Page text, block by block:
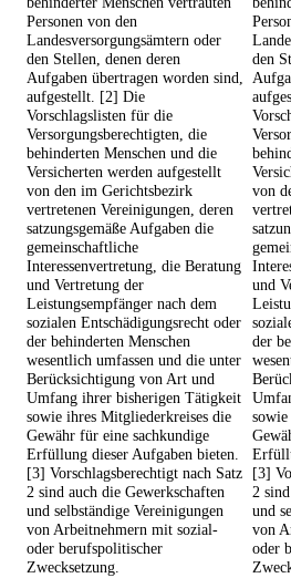
Personen von den
Landesversorgungsämtern oder
den Stellen, denen deren
Aufgaben übertragen worden sind,
aufgestellt. [2] Die
Vorschlagslisten für die
Versorgungsberechtigten, die
behinderten Menschen und die
Versicherten werden aufgestellt
von den im Gerichtsbezirk
vertretenen Vereinigungen, deren
satzungsgemäße Aufgaben die
gemeinschaftliche
Interessenvertretung, die Beratung
und Vertretung der
Leistungsempfänger nach dem
sozialen Entschädigungsrecht oder
der behinderten Menschen
wesentlich umfassen und die unter
Berücksichtigung von Art und
Umfang ihrer bisherigen Tätigkeit
sowie ihres Mitgliederkreises die
Gewähr für eine sachkundige
Erfüllung dieser Aufgaben bieten.
[3] Vorschlagsberechtigt nach Satz
2 sind auch die Gewerkschaften
und selbständige Vereinigungen
von Arbeitnehmern mit sozial-
oder berufspolitischer
Zwecksetzung.
den
von
und
der
[3]
2
und
von
oder